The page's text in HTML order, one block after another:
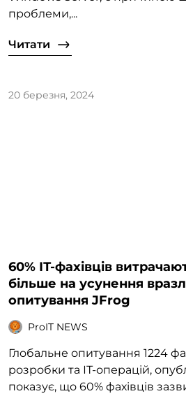
проблеми,...
Читати
20 березня, 2024
60% ІТ-фахівців
більше на усунення
опитування JFrog
ProIT NEWS
Глобальне опитування 1224
розробки та ІТ-операцій,
показує, що 60% фахівців